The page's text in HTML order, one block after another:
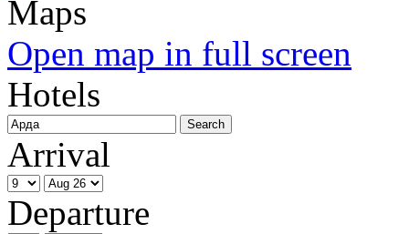
Open map in full screen
Hotels
Arrival
Departure